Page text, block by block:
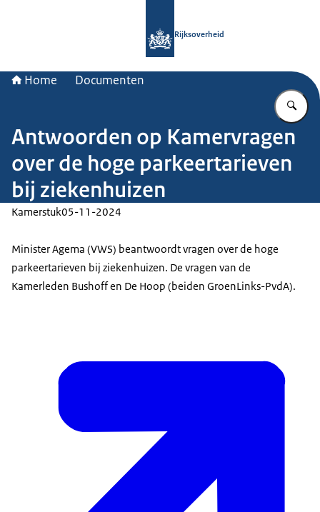
Rijksoverheid
Home Documenten
Antwoorden op Kamervragen
over de hoge parkeertarieven
bij ziekenhuizen
Kamerstuk05-11-2024
Minister Agema (VWS) beantwoordt vragen over de hoge
parkeertarieven bij ziekenhuizen. De vragen van de
Kamerleden Bushoff en De Hoop (beiden GroenLinks-PvdA).